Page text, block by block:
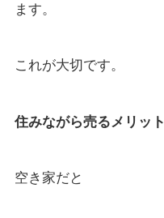
ます。
これが大切です。
住みながら売るメリット
空き家だと